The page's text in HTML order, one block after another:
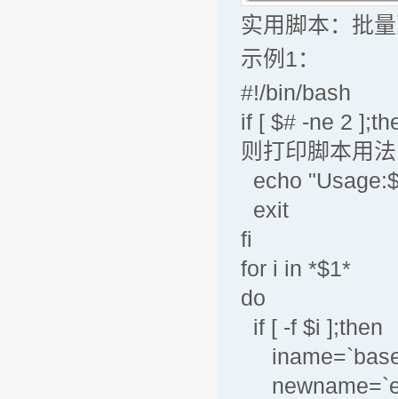
实用脚本：批
示例1：
#!/bin/bash
if [ $# -ne 2
则打印脚本用法
echo
exit
fi
for i in *$1*
do
if [ -f $i ];then